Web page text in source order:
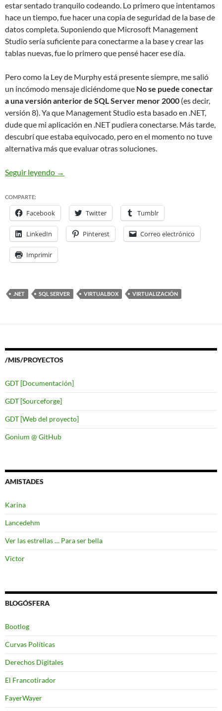
estar sentado tranquilo codeando. Lo primero que intentamos
hace un tiempo, fue hacer una copia de seguridad de la base de
datos completa. Suponiendo que Microsoft Management
Studio sería suficiente para conectarme a la base y crear las
tablas nuevas, fue lo primero que pensé hacer ese día.
Pero como la Ley de Murphy está presente siempre, me salió
un incómodo mensaje diciéndome que No se puede conectar
a una versión anterior de SQL Server menor 2000 (es decir,
versión 8). Ya que Management Studio esta basado en .NET,
dude que mi aplicación en .NET pudiera conectarse. Más tarde,
descubrí que estaba equivocado, pero en el momento no tuve
alternativa más que evaluar otras soluciones.
Seguir leyendo VirtualBox! You save my day
→
COMPARTE:
Facebook Twitter Tumblr
LinkedIn Pinterest Correo electrónico
Imprimir
.NET SQL SERVER VIRTUALBOX VIRTUALIZACIÓN
/MIS/PROYECTOS
GDT [Documentación]
GDT [Sourceforge]
GDT [Web del proyecto]
Gonium @ GitHub
AMISTADES
Karina
Lancedehm
Ver las estrellas … Para ser bella
Victor
BLOGÓSFERA
Bootlog
Curvas Políticas
Derechos Digitales
El Francotirador
FayerWayer